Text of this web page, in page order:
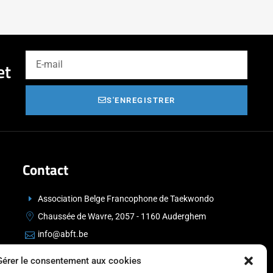
le consentement aux cookies
S'ENREGISTRER
Contact
Association Belge Francophone de Taekwondo
Chaussée de Wavre, 2057 - 1160 Auderghem
info@abft.be